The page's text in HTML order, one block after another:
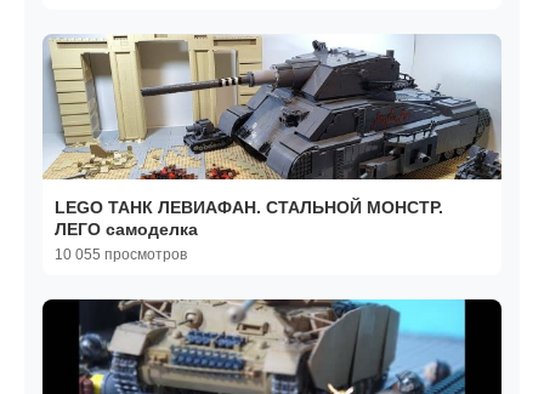
LEGO ТАНК ЛЕВИАФАН. СТАЛЬНОЙ МОНСТР.
ЛЕГО самоделка
10 055 просмотров